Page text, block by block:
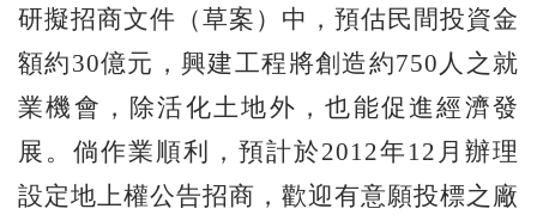
研擬招商文件（草案）中，預估民間投資金
額約30億元，興建工程將創造約750人之就
業機會，除活化土地外，也能促進經濟發
展。倘作業順利，預計於2012年12月辦理
設定地上權公告招商，歡迎有意願投標之廠